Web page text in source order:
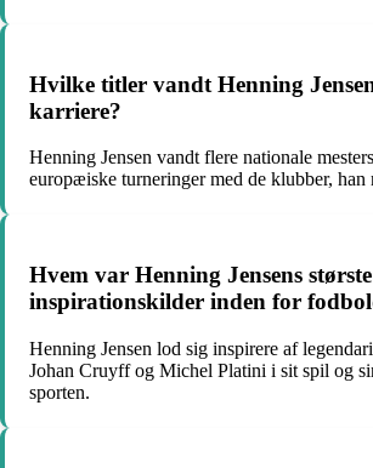
Hvilke titler vandt Henning
karriere?
Henning Jensen vandt flere nationale
europæiske turneringer med de klubber, han
Hvem var Henning Jensens største
inspirationskilder inden for
Henning Jensen lod sig inspirere af
Johan Cruyff og Michel Platini i sit spil og
sporten.